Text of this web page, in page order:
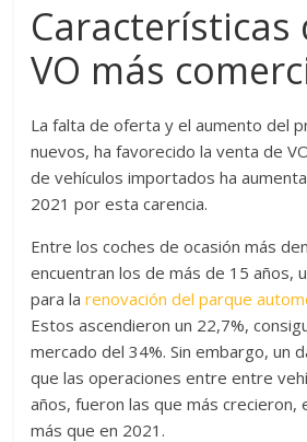
Características
VO más
La falta de oferta y el aumento del
nuevos, ha favorecido la venta de
de vehículos importados ha
2021 por esta carencia.
Entre los coches de ocasión más
encuentran los de más de 15 años,
para la renovación del parque
Estos ascendieron un 22,7%,
mercado del 34%. Sin embargo, un
que las operaciones entre entre
años, fueron las que más crecieron,
más que en 2021.